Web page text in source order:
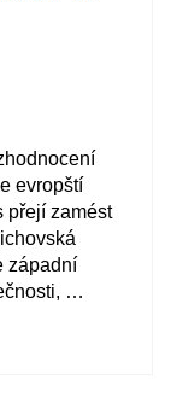
evropští
přejí zamést
západní
…